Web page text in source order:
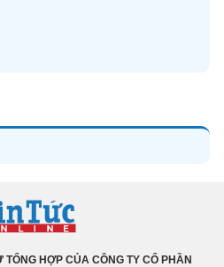
HỢP CỦA CÔNG TY CỔ PHẦN